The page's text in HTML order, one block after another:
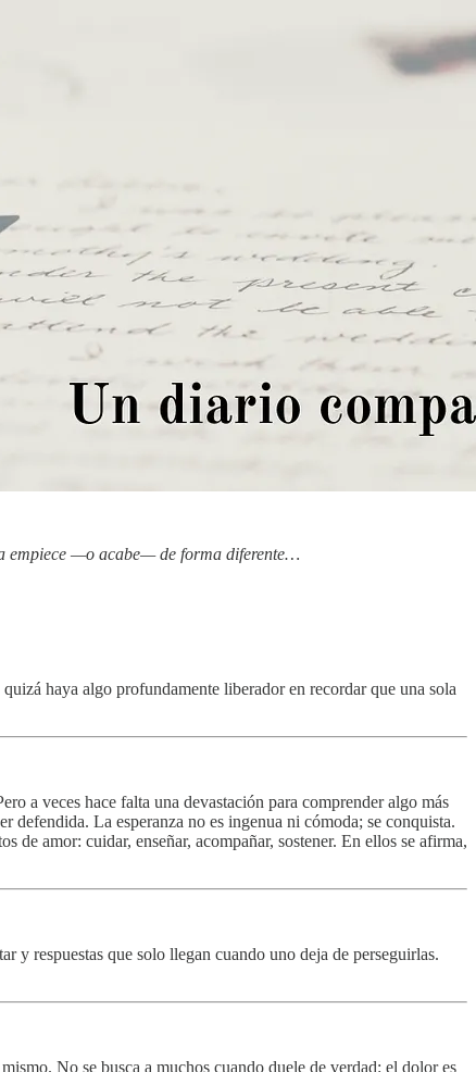
empiece —o acabe— de forma diferente…
haya algo profundamente liberador en recordar que una sola
a veces hace falta una devastación para comprender algo más
defendida. La esperanza no es ingenua ni cómoda; se conquista.
amor: cuidar, enseñar, acompañar, sostener. En ellos se afirma,
y respuestas que solo llegan cuando uno deja de perseguirlas.
No se busca a muchos cuando duele de verdad: el dolor es